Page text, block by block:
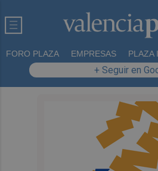
FORO PLAZA EMPRESAS PLAZA
+ Seguir en